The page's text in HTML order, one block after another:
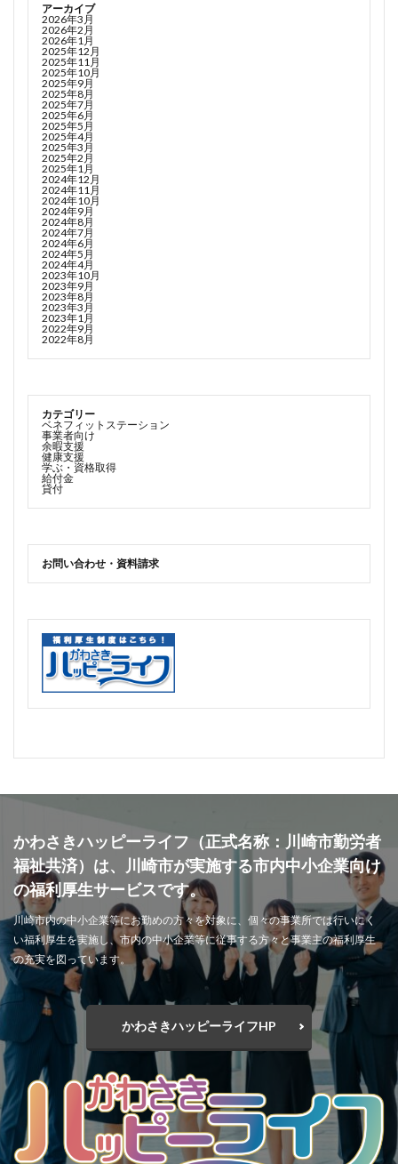
アーカイブ
2026年3月
2026年2月
2026年1月
2025年12月
2025年11月
2025年10月
2025年9月
2025年8月
2025年7月
2025年6月
2025年5月
2025年4月
2025年3月
2025年2月
2025年1月
2024年12月
2024年11月
2024年10月
2024年9月
2024年8月
2024年7月
2024年6月
2024年5月
2024年4月
2023年10月
2023年9月
2023年8月
2023年3月
2023年1月
2022年9月
2022年8月
カテゴリー
ベネフィットステーション
事業者向け
余暇支援
健康支援
学ぶ・資格取得
給付金
貸付
お問い合わせ・資料請求
かわさきハッピーライフ（正式名称：川崎市勤労者
福祉共済）は、川崎市が実施する市内中小企業向け
の福利厚生サービスです。
川崎市内の中小企業等にお勤めの方々を対象に、個々の事業所では行いにく
い福利厚生を実施し、市内の中小企業等に従事する方々と事業主の福利厚生
の充実を図っています。
かわさきハッピーライフHP